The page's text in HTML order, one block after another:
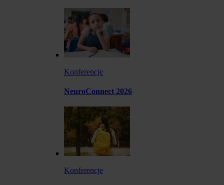
Konferencje
NeuroConnect 2026
Konferencje